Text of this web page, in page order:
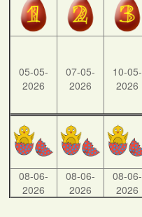
05-05-
2026
07-05-
2026
10-05-
2026
08-06-
2026
08-06-
2026
08-06-
2026